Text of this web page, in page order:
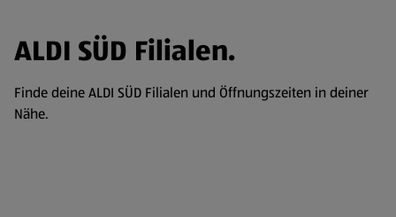
ALDI SÜD Filialen.
Finde deine ALDI SÜD Filialen und Öffnungszeiten in deiner
Nähe.